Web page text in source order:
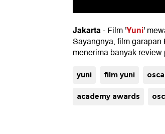
Jakarta- Film 'Yuni'
Sayangnya, film
menerima banyak review
yuni film yuni
academy awards